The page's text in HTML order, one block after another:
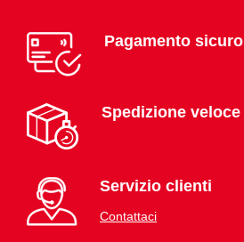
Pagamento sicuro
Spedizione veloce
Servizio clienti
Contattaci